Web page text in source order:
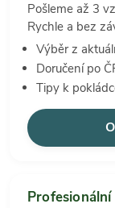
Pošleme až 3
Rychle a bez
Výběr z
Doručení po
Tipy k